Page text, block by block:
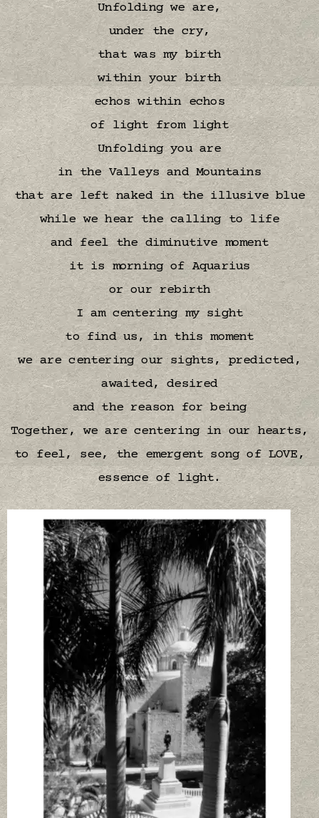
Unfolding we are,
under the cry,
that was my birth
within your birth
echos within echos
of light from light
Unfolding you are
in the Valleys and Mountains
that are left naked in the illusive blue
while we hear the calling to life
and feel the diminutive moment
it is morning of Aquarius
or our rebirth
I am centering my sight
to find us, in this moment
we are centering our sights, predicted,
awaited, desired
and the reason for being
Together, we are centering in our hearts,
to feel, see, the emergent song of LOVE,
essence of light.